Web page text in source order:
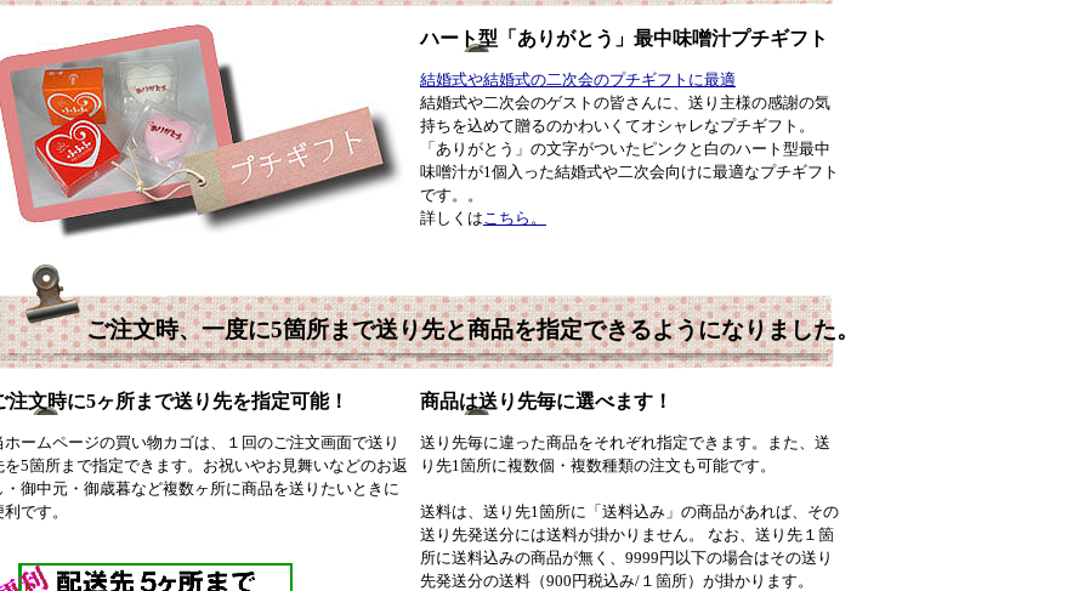
ハート型「ありがとう」最中味噌汁プチギフト
結婚式や結婚式の二次会のプチギフトに最適
結婚式や二次会のゲストの皆さんに、送り主様の感謝の気
持ちを込めて贈るのかわいくてオシャレなプチギフト。
「ありがとう」の文字がついたピンクと白のハート型最中
味噌汁が1個入った結婚式や二次会向けに最適なプチギフト
です。。
詳しくはこちら。
ご注文時、一度に5箇所まで送り先と商品を指定できるようになりました。
注文時に5ヶ所まで送り先を指定可能！
ホームページの買い物カゴは、１回のご注文画面で送り
を5箇所まで指定できます。お祝いやお見舞いなどのお返
・御中元・御歳暮など複数ヶ所に商品を送りたいときに
利です。
商品は送り先毎に選べます！
送り先毎に違った商品をそれぞれ指定できます。また、送
り先1箇所に複数個・複数種類の注文も可能です。
送料は、送り先1箇所に「送料込み」の商品があれば、その
送り先発送分には送料が掛かりません。 なお、送り先１箇
所に送料込みの商品が無く、9999円以下の場合はその送り
先発送分の送料（900円税込み/１箇所）が掛かります。